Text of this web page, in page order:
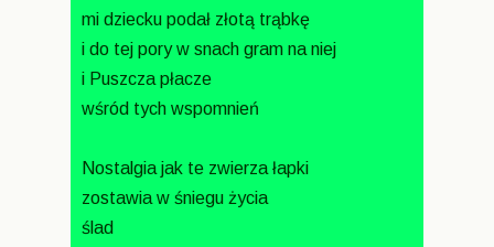
mi dziecku podał złotą trąbkę
i do tej pory w snach gram na niej
i Puszcza płacze
wśród tych wspomnień
Nostalgia jak te zwierza łapki
zostawia w śniegu życia
ślad